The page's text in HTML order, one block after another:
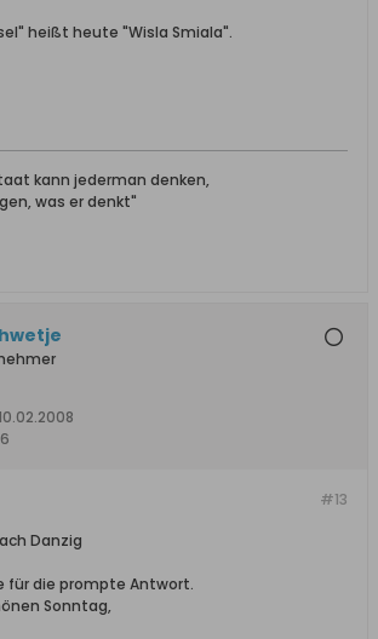
heißt heute "Wisla Smiala".
kann jederman denken,
was er denkt"
#13
Danzig
für die prompte Antwort.
Sonntag,